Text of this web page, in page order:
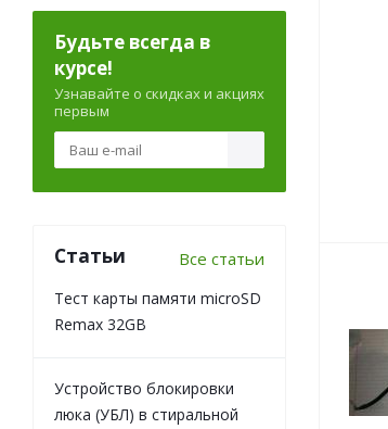
Будьте всегда в
курсе!
Узнавайте о скидках и акциях
первым
Статьи Все статьи
Тест карты памяти microSD
Remax 32GB
Устройство блокировки
люка (УБЛ) в стиральной